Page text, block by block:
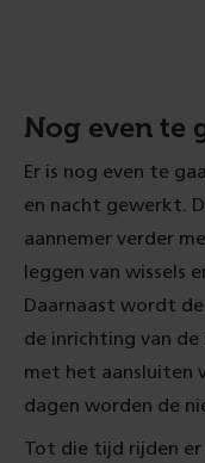
Nog even te
Er is nog even te
en nacht gewerkt.
aannemer verder
leggen van wissels
Daarnaast wordt
de inrichting van
met het aansluiten
dagen worden de
Tot die tijd rijden er